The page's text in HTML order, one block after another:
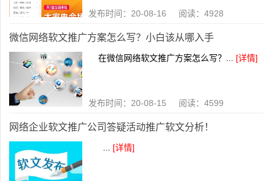
发布时间：20-08-16 阅读：4928
微信网络软文推广方案怎么写？小白该从哪入手
在微信网络软文推广方案怎么写？... [详情]
发布时间：20-08-15 阅读：4599
网络企业软文推广公司答疑活动推广软文分析！
... [详情]